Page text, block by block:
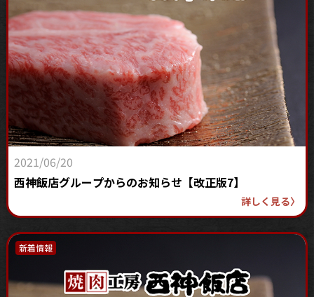
2021/06/20
西神飯店グループからのお知らせ【改正版7】
詳しく見る〉
新着情報